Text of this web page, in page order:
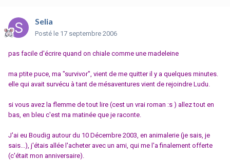
Selia
Posté le 17 septembre 2006
pas facile d'écrire quand on chiale comme une madeleine
ma ptite puce, ma "survivor", vient de me quitter il y a quelques minutes.
elle qui avait survécu à tant de mésaventures vient de rejoindre Ludu.
si vous avez la flemme de tout lire (cest un vrai roman :s ) allez tout en
bas, en bleu c'est ma matinée que je raconte.
J'ai eu Boudig autour du 10 Décembre 2003, en animalerie (je sais, je
sais...), j'étais allée l'acheter avec un ami, qui me l'a finalement offerte
(c'était mon anniversaire).